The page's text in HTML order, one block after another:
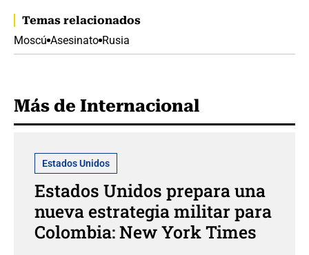
Temas relacionados
Moscú Asesinato Rusia
Más de Internacional
Estados Unidos
Estados Unidos prepara una
nueva estrategia militar para
Colombia: New York Times